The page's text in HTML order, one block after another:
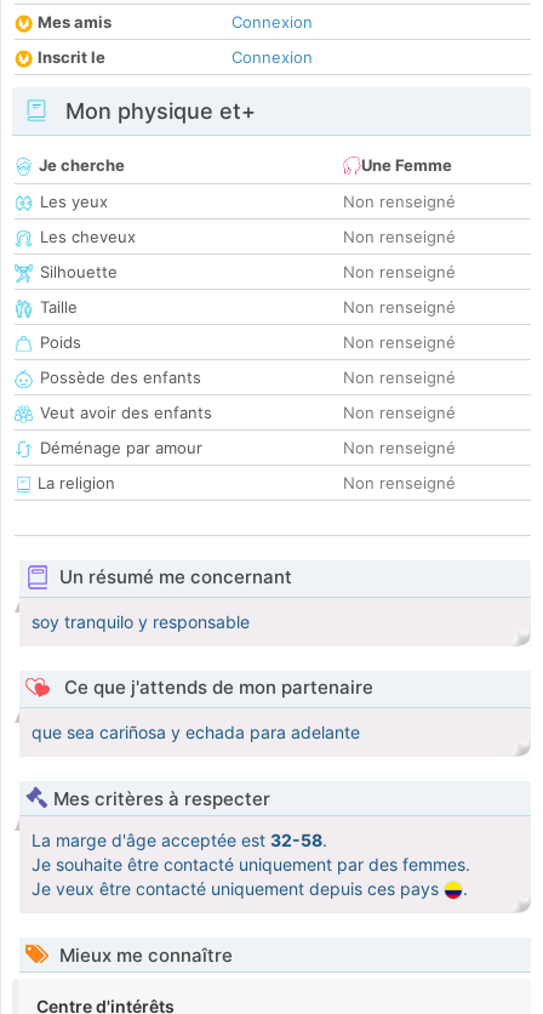
Mes amis
Connexion
Inscrit le
Connexion
Mon physique et+
Je cherche
Une Femme
Les yeux
Non renseigné
Les cheveux
Non renseigné
Silhouette
Non renseigné
Taille
Non renseigné
Poids
Non renseigné
Possède des enfants
Non renseigné
Veut avoir des enfants
Non renseigné
Déménage par amour
Non renseigné
La religion
Non renseigné
Un résumé me concernant
soy tranquilo y responsable
Ce que j'attends de mon partenaire
que sea cariñosa y echada para adelante
Mes critères à respecter
La marge d'âge acceptée est 32-58.
Je souhaite être contacté uniquement par des femmes.
Je veux être contacté uniquement depuis ces pays
.
Mieux me connaître
Centre d'intérêts